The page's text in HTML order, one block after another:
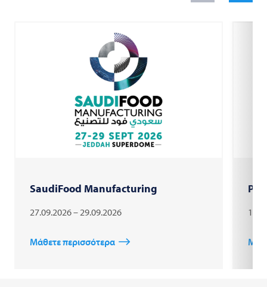
SaudiFood Manufacturing
27.09.2026 – 29.09.2026
Μάθετε περισσότερα